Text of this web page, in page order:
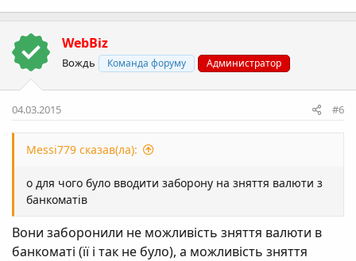
WebBiz
Вождь Команда форуму Администратор
04.03.2015 #6
Messi779 сказав(ла):
о для чого було вводити заборону на зняття валюти з
банкоматів
Вони заборонили не можливість зняття валюти в
банкоматі (її і так не було), а можливість зняття